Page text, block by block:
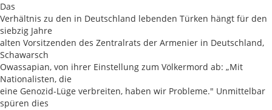
Das
Verhältnis zu den in Deutschland lebenden Türken hängt für den
siebzig Jahre
alten Vorsitzenden des Zentralrats der Armenier in Deutschland,
Schawarsch
Owassapian, von ihrer Einstellung zum Völkermord ab: „Mit
Nationalisten, die
eine Genozid-Lüge verbreiten, haben wir Probleme." Unmittelbar
spüren dies